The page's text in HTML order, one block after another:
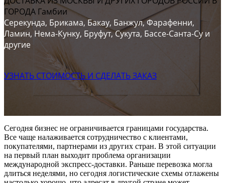
ГОРОДА Гамбии
Серекунда, Брикама, Бакау, Банжул, Фарафенни,
Ламин, Нема-Кунку, Бруфут, Сукута, Бассе-Санта-Су и
другие
УЗНАТЬ СТОИМОСТЬ И СДЕЛАТЬ ЗАКАЗ
Сегодня бизнес не ограничивается границами государства.
Все чаще налаживается сотрудничество с клиентами,
покупателями, партнерами из других стран. В этой ситуации
на первый план выходит проблема организации
международной экспресс-доставки. Раньше перевозка могла
длиться неделями, но сегодня логистические схемы отлажены